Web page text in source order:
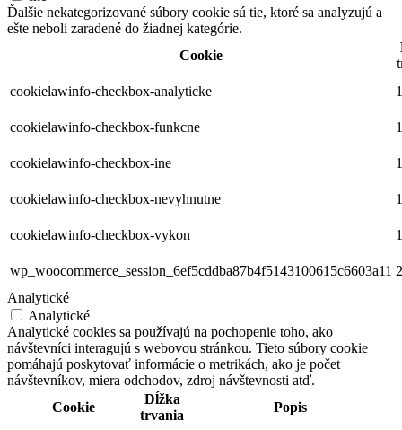
Ďalšie nekategorizované súbory cookie sú tie, ktoré sa analyzujú a
ešte neboli zaradené do žiadnej kategórie.
Cookie
cookielawinfo-checkbox-analyticke
cookielawinfo-checkbox-funkcne
cookielawinfo-checkbox-ine
cookielawinfo-checkbox-nevyhnutne
cookielawinfo-checkbox-vykon
wp_woocommerce_session_6ef5cddba87b4f5143100615c6603a11
Analytické
Analytické
Analytické cookies sa používajú na pochopenie toho, ako
návštevníci interagujú s webovou stránkou. Tieto súbory cookie
pomáhajú poskytovať informácie o metrikách, ako je počet
návštevníkov, miera odchodov, zdroj návštevnosti atď.
Cookie
Dĺžka
trvania
Popis